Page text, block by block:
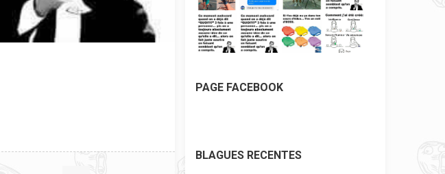
PAGE FACEBOOK
BLAGUES RECENTES